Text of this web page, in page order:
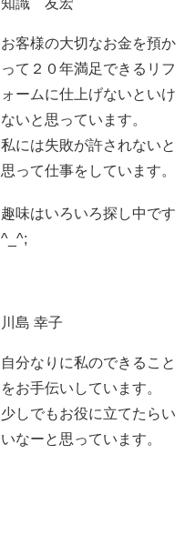
お客様の大切なお金を預か
って２０年満足できるリフ
ォームに仕上げないといけ
ないと思っています。
私には失敗が許されないと
思って仕事をしています。
趣味はいろいろ探し中です
^_^;
川島 幸子
自分なりに私のできること
をお手伝いしています。
少しでもお役に立てたらい
いなーと思っています。